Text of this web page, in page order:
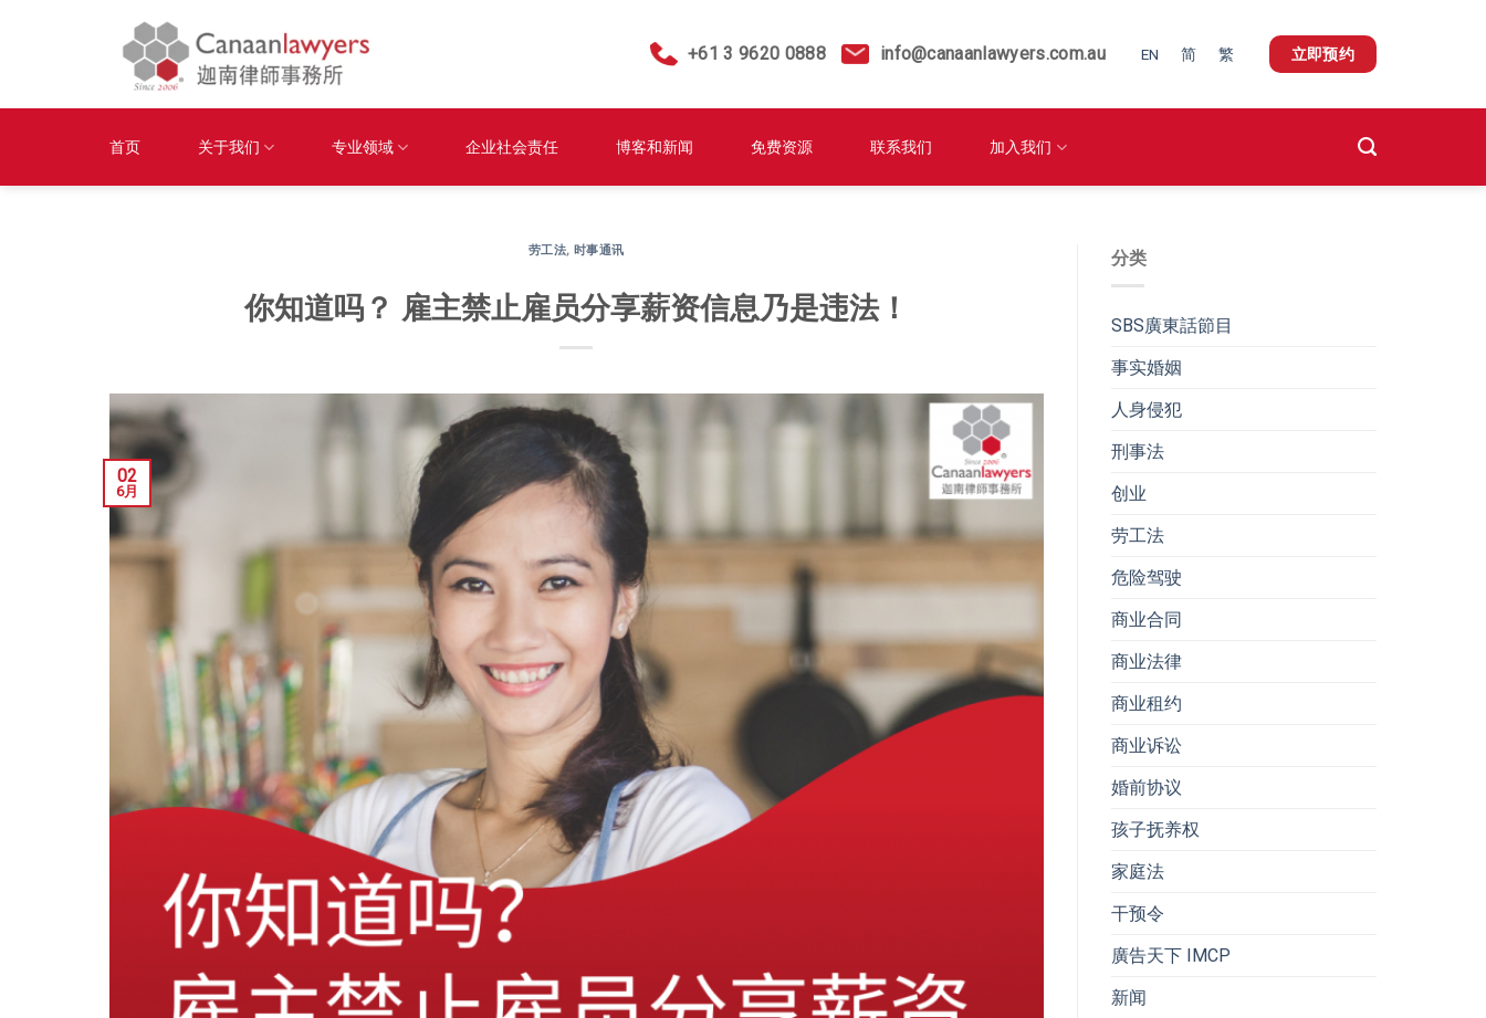
+61 3 9620 0888 info@canaanlawyers.com.au EN 简 繁 立即预约
首页 关于我们 专业领域 企业社会责任 博客和新闻 免费资源 联系我们 加入我们
劳工法, 时事通讯
你知道吗？ 雇主禁止雇员分享薪资信息乃是违法！
02
6月
分类
SBS廣東話節目
事实婚姻
人身侵犯
刑事法
创业
劳工法
危险驾驶
商业合同
商业法律
商业租约
商业诉讼
婚前协议
孩子抚养权
家庭法
干预令
廣告天下 IMCP
新闻